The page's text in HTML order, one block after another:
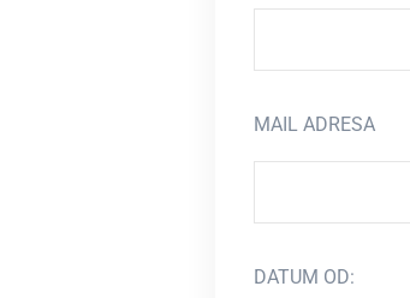
MAIL ADRESA
DATUM OD: